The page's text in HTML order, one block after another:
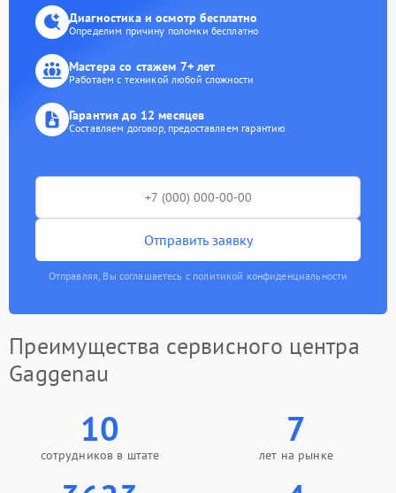
Диагностика и осмотр бесплатно
Определим причину поломки бесплатно
Мастера со стажем 7+ лет
Работаем с техникой любой сложности
Гарантия до 12 месяцев
Составляем договор, предоставляем гарантию
Отправить заявку
Отправляя, Вы соглашаетесь с политикой конфиденциальности
Преимущества сервисного центра
Gaggenau
10
сотрудников в штате
7
лет на рынке